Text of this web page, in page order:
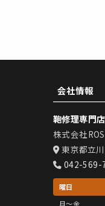
会社情報
鞄修理専門
株式会社
東京都立
042-569-
曜日
月〜金